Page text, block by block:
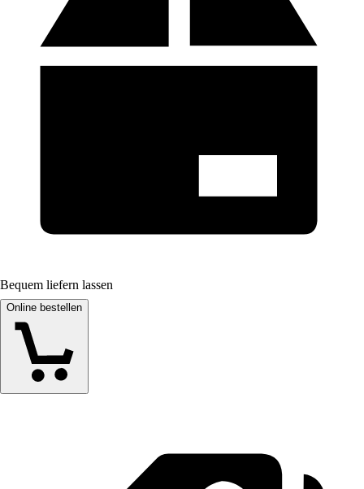
Bequem liefern lassen
Online bestellen